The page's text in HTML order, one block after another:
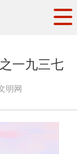
交流
创建
矩阵
一九三七
明网